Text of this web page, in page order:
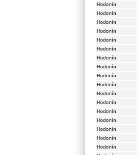
Hodonín
Hodonín
Hodonín
Hodonín
Hodonín
Hodonín
Hodonín
Hodonín
Hodonín
Hodonín
Hodonín
Hodonín
Hodonín
Hodonín
Hodonín
Hodonín
Hodonín